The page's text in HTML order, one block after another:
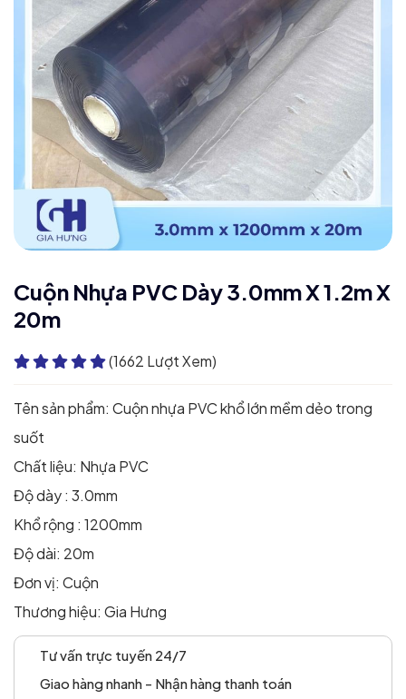
Cuộn Nhựa PVC Dày 3.0mm X 1.2m X
20m
(1662 Lượt Xem)
Tên sản phẩm: Cuộn nhựa PVC khổ lớn mềm dẻo trong
suốt
Chất liệu: Nhựa PVC
Độ dày : 3.0mm
Khổ rộng : 1200mm
Độ dài: 20m
Đơn vị: Cuộn
Thương hiệu: Gia Hưng
Tư vấn trực tuyến 24/7
Giao hàng nhanh - Nhận hàng thanh toán